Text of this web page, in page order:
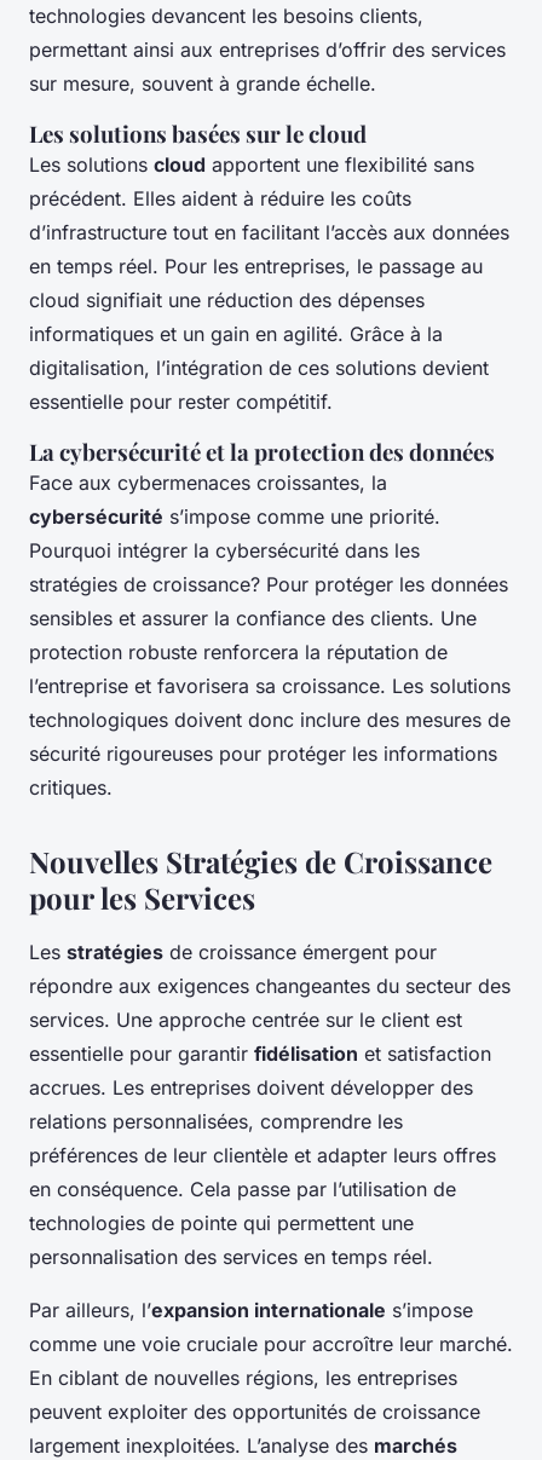
technologies devancent les besoins clients,
permettant ainsi aux entreprises d’offrir des services
sur mesure, souvent à grande échelle.
Les solutions basées sur le cloud
Les solutions cloud apportent une flexibilité sans
précédent. Elles aident à réduire les coûts
d’infrastructure tout en facilitant l’accès aux données
en temps réel. Pour les entreprises, le passage au
cloud signifiait une réduction des dépenses
informatiques et un gain en agilité. Grâce à la
digitalisation, l’intégration de ces solutions devient
essentielle pour rester compétitif.
La cybersécurité et la protection des données
Face aux cybermenaces croissantes, la
cybersécurité s’impose comme une priorité.
Pourquoi intégrer la cybersécurité dans les
stratégies de croissance? Pour protéger les données
sensibles et assurer la confiance des clients. Une
protection robuste renforcera la réputation de
l’entreprise et favorisera sa croissance. Les solutions
technologiques doivent donc inclure des mesures de
sécurité rigoureuses pour protéger les informations
critiques.
Nouvelles Stratégies de Croissance
pour les Services
Les stratégies de croissance émergent pour
répondre aux exigences changeantes du secteur des
services. Une approche centrée sur le client est
essentielle pour garantir fidélisation et satisfaction
accrues. Les entreprises doivent développer des
relations personnalisées, comprendre les
préférences de leur clientèle et adapter leurs offres
en conséquence. Cela passe par l’utilisation de
technologies de pointe qui permettent une
personnalisation des services en temps réel.
Par ailleurs, l’expansion internationale s’impose
comme une voie cruciale pour accroître leur marché.
En ciblant de nouvelles régions, les entreprises
peuvent exploiter des opportunités de croissance
largement inexploitées. L’analyse des marchés